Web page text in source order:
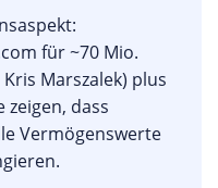
für ~70 Mio.
Marszalek) plus
dass
Vermögenswerte